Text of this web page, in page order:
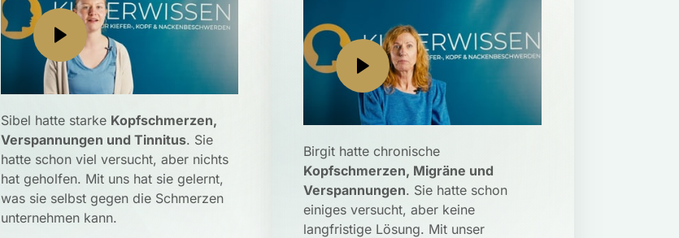
Sibel hatte starke Kopfschmerzen,
Verspannungen und Tinnitus. Sie
hatte schon viel versucht, aber nichts
hat geholfen. Mit uns hat sie gelernt,
was sie selbst gegen die Schmerzen
unternehmen kann.
Kopfschmerzen, Migräne und
Verspannungen. Sie hatte schon
einiges versucht, aber keine
langfristige Lösung. Mit unser